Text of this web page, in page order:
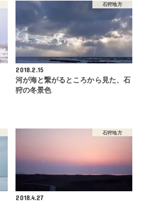
石狩地方
2018.2.15
河が海と繋がるところから見た、石
狩の冬景色
石狩地方
2018.4.27